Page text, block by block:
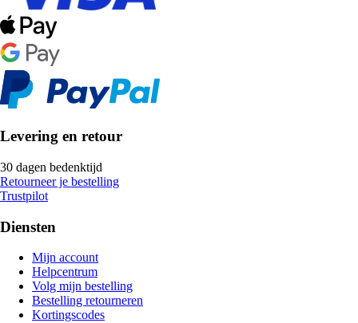
Levering en retour
30 dagen bedenktijd
Retourneer je bestelling
Trustpilot
Diensten
Mijn account
Helpcentrum
Volg mijn bestelling
Bestelling retourneren
Kortingscodes